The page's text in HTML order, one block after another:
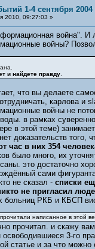
1-4 сентября 2004
2010, 09:27:03 »
война". И
войны?
и найдете правду.
что вы делаете
карлова и
войны не
в рамках
в этой теме)
доказательств того,
час в них 354
было много, их
это достаточно
сами
не сказал - списки
не пригласил
больниц РКБ и КБСП
написанное в этой
прочитал. и скажу
3-го
статье и за что